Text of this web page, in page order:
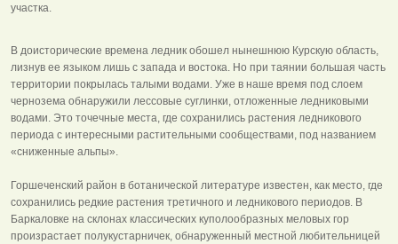
участка.
В доисторические времена ледник обошел нынешнюю Курскую область,
лизнув ее языком лишь с запада и востока. Но при таянии большая часть
территории покрылась талыми водами. Уже в наше время под слоем
чернозема обнаружили лессовые суглинки, отложенные ледниковыми
водами. Это точечные места, где сохранились растения ледникового
периода с интересными растительными сообществами, под названием
«сниженные альпы».
Горшеченский район в ботанической литературе известен, как место, где
сохранились редкие растения третичного и ледникового периодов. В
Баркаловке на склонах классических куполообразных меловых гор
произрастает полукустарничек, обнаруженный местной любительницей